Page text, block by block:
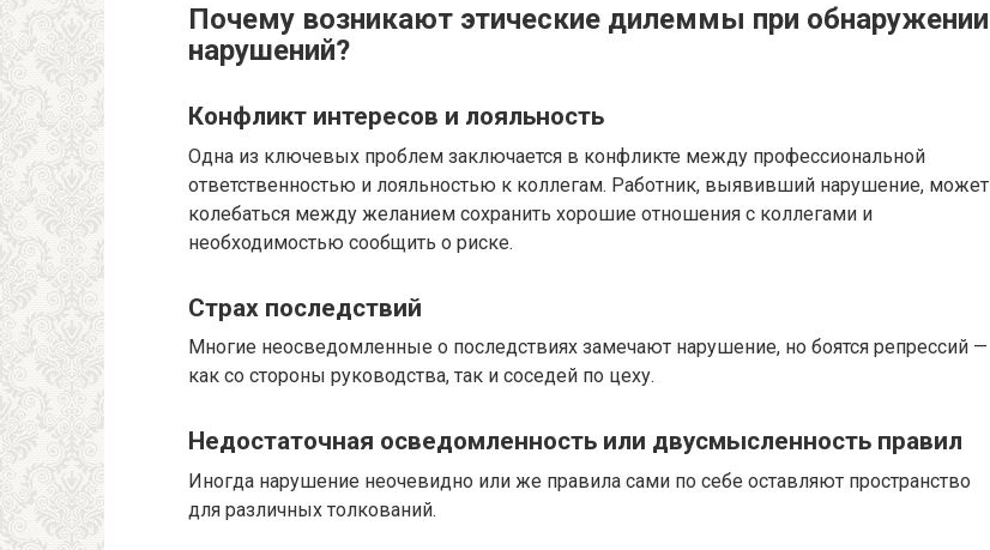
Почему возникают этические дилеммы при обнаружении
нарушений?
Конфликт интересов и лояльность
Одна из ключевых проблем заключается в конфликте между профессиональной
ответственностью и лояльностью к коллегам. Работник, выявивший нарушение, может
колебаться между желанием сохранить хорошие отношения с коллегами и
необходимостью сообщить о риске.
Страх последствий
Многие неосведомленные о последствиях замечают нарушение, но боятся репрессий —
как со стороны руководства, так и соседей по цеху.
Недостаточная осведомленность или двусмысленность правил
Иногда нарушение неочевидно или же правила сами по себе оставляют пространство
для различных толкований.